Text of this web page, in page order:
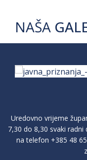
NAŠA
Uredovno vrijeme
7,30 do 8,30 svaki
na telefon +385 48